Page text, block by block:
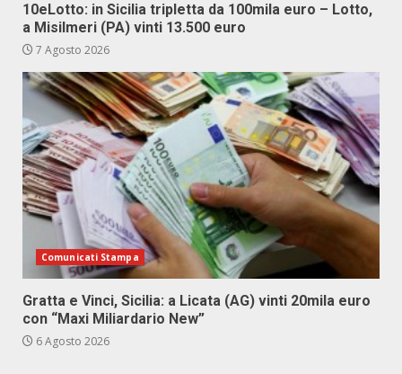
10eLotto: in Sicilia tripletta da 100mila euro – Lotto,
a Misilmeri (PA) vinti 13.500 euro
7 Agosto 2026
Comunicati Stampa
Gratta e Vinci, Sicilia: a Licata (AG) vinti 20mila euro
con “Maxi Miliardario New”
6 Agosto 2026